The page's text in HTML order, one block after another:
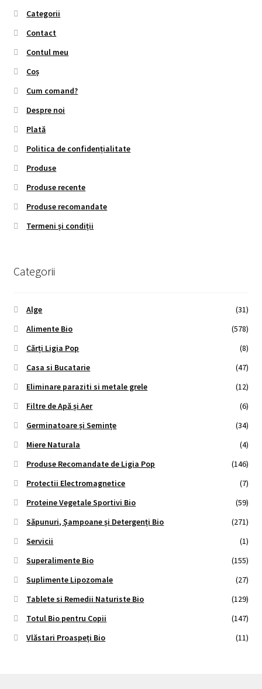
Categorii
Contact
Contul meu
Coș
Cum comand?
Despre noi
Plată
Politica de confidențialitate
Produse
Produse recente
Produse recomandate
Termeni și condiții
Categorii
Alge
(31)
Alimente Bio
(578)
Cărți Ligia Pop
(8)
Casa si Bucatarie
(47)
Eliminare paraziti si metale grele
(12)
Filtre de Apă și Aer
(6)
Germinatoare și Semințe
(34)
Miere Naturala
(4)
Produse Recomandate de Ligia Pop
(146)
Protectii Electromagnetice
(7)
Proteine Vegetale Sportivi Bio
(59)
Săpunuri, Șampoane și Detergenți Bio
(271)
Servicii
(1)
Superalimente Bio
(155)
Suplimente Lipozomale
(27)
Tablete si Remedii Naturiste Bio
(129)
Totul Bio pentru Copii
(147)
Vlăstari Proaspeți Bio
(11)